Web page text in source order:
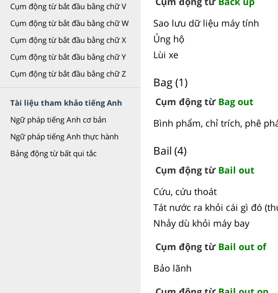
Cụm động từ bắt đầu bằng chữ V
Cụm động từ bắt đầu bằng chữ W
Cụm động từ bắt đầu bằng chữ X
Cụm động từ bắt đầu bằng chữ Y
Cụm động từ bắt đầu bằng chữ Z
Tài liệu tham khảo tiếng Anh
Ngữ pháp tiếng Anh cơ bản
Ngữ pháp tiếng Anh thực hành
Bảng động từ bất qui tắc
Sao lưu dữ liệu máy tính
Ủng hộ
Lùi xe
Bag (1)
Cụm động từ Bag out
Bình phẩm, chỉ trích, phê
Bail (4)
Cụm động từ Bail out
Cứu, cứu thoát
Tát nước ra khỏi cái gì đó
Nhảy dù khỏi máy bay
Cụm động từ Bail out of
Bảo lãnh